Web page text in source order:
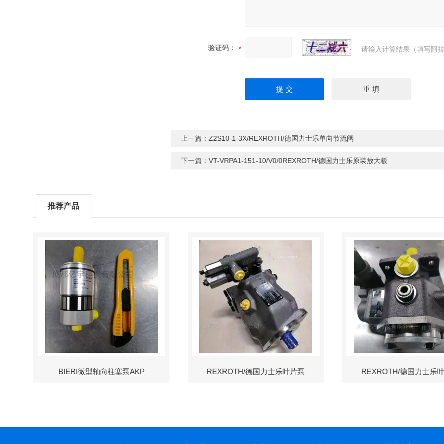
验证码： 请输入计算结果（填写阿
上一篇：Z2S10-1-3X/REXROTH/德国力士乐单向节流阀
下一篇：VT-VRPA1-151-10/V0/0REXROTH/德国力士乐原装放大板
推荐产品
BIERI微型轴向柱塞泵AKP REXROTH/德国力士乐叶片泵 REXROTH/德国力士乐